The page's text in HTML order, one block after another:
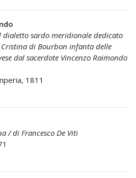
dialetto sardo meridionale dedicato
di Bourbon infanta delle
dal sacerdote Vincenzo Raimondo
1811
/ di Francesco De Viti